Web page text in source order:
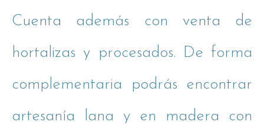
Cuenta además con venta de
hortalizas y procesados. De forma
complementaria podrás encontrar
artesanía lana y en madera con